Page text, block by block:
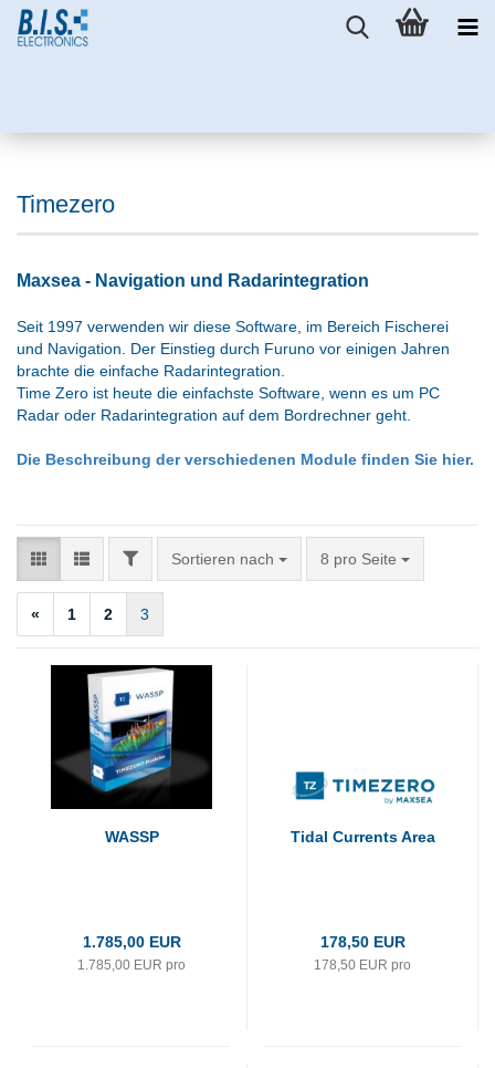
Timezero
Maxsea - Navigation und Radarintegration
Seit 1997 verwenden wir diese Software, im Bereich Fischerei
und Navigation. Der Einstieg durch Furuno vor einigen Jahren
brachte die einfache Radarintegration.
Time Zero ist heute die einfachste Software, wenn es um PC
Radar oder Radarintegration auf dem Bordrechner geht.
Die Beschreibung der verschiedenen Module finden Sie hier.
FILTERSortieren nach
Sortieren nach 8 pro Seite
pro Seite
« 1 2 3
WASSP
1.785,00 EUR
1.785,00 EUR pro
Tidal Currents Area
178,50 EUR
178,50 EUR pro